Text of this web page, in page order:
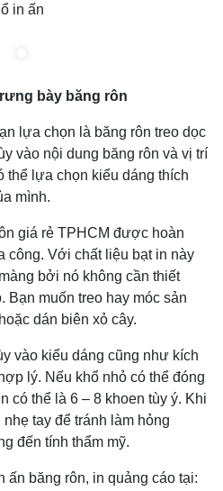
in ấn
bày băng rôn
lựa chọn là băng rôn treo dọc
vào nội dung băng rôn và vị trí
thể lựa chọn kiểu dáng thích
mình.
giá rẻ TPHCM được hoàn
công. Với chất liệu bạt in này
bởi nó không cần thiết
muốn treo hay móc sản
dán biên xỏ cây.
vào kiểu dáng cũng như kích
lý. Nếu khổ nhỏ có thể đóng
có thể là 6 – 8 khoen tùy ý. Khi
tay để tránh làm hỏng
đến tính thẩm mỹ.
ấn băng rôn, in quảng cáo tại: